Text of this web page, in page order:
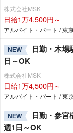
株式会社MSK
日給1万4,500円～
アルバイト・パート / 東
NEW
日勤・木場
日～OK
株式会社MSK
日給1万4,500円～
アルバイト・パート / 東
NEW
日勤・参宮
週1日～OK